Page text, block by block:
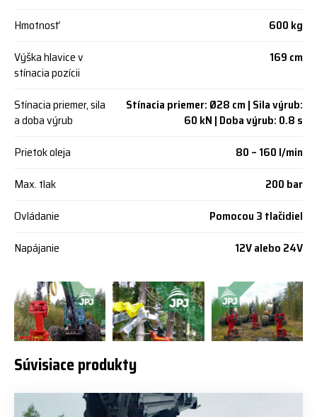
Hmotnosť
600 kg
Výška hlavice v
stínacia pozícii
169 cm
Stínacia priemer, sila
a doba výrub
Stínacia priemer: Ø28 cm | Sila výrub:
60 kN | Doba výrub: 0.8 s
Prietok oleja
80 – 160 l/min
Max. tlak
200 bar
Ovládanie
Pomocou 3 tlačidiel
Napájanie
12V alebo 24V
Súvisiace produkty